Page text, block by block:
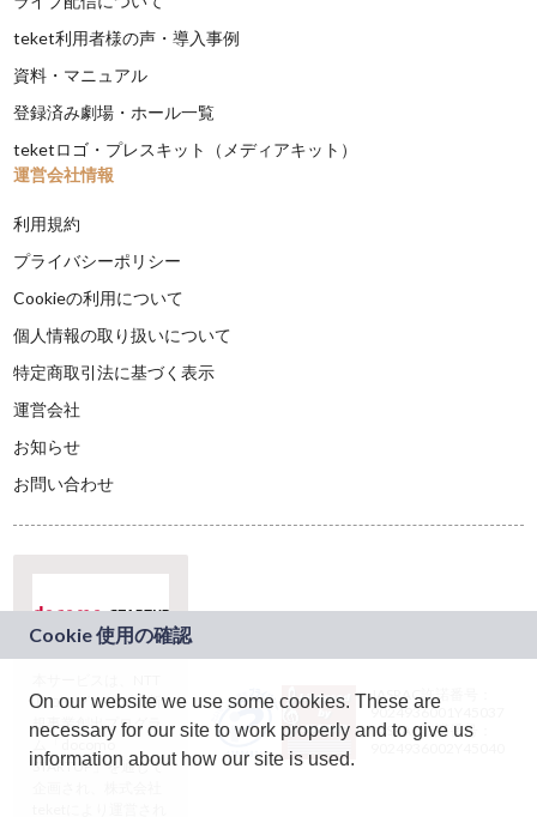
teket利用者様の声・導入事例
資料・マニュアル
登録済み劇場・ホール一覧
teketロゴ・プレスキット（メディアキット）
運営会社情報
利用規約
プライバシーポリシー
Cookieの利用について
個人情報の取り扱いについて
特定商取引法に基づく表示
運営会社
お知らせ
お問い合わせ
ドコモグループの新
規事業創出プログラ
ム「docomo
STARTUP」を通じて
JASRAC許諾番号：
9024936001Y45037
JASRAC許諾番号：
On our website we use some cookies. These are
necessary for our site to work properly and to give us
information about how our site is used.